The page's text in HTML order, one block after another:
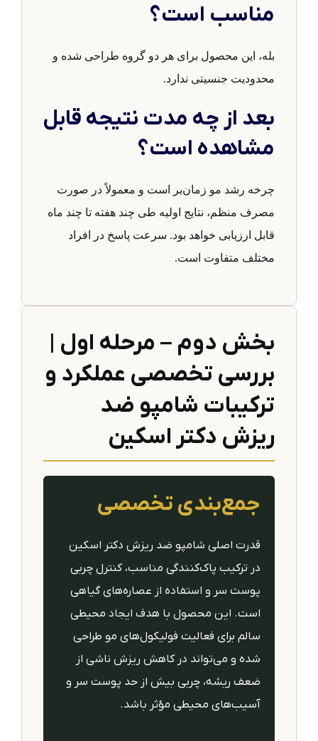
مناسب است؟
بله، این محصول برای هر دو گروه طراحی شده و
محدودیت جنسیتی ندارد.
بعد از چه مدت نتیجه قابل
مشاهده است؟
چرخه رشد مو زمان‌بر است و معمولاً در صورت
مصرف منظم، نتایج اولیه طی چند هفته تا چند ماه
قابل ارزیابی خواهد بود. سرعت پاسخ در افراد
مختلف متفاوت است.
بخش دوم – مرحله اول |
بررسی تخصصی عملکرد و
ترکیبات شامپو ضد
ریزش دکتر اسکین
جمع‌بندی تخصصی
قدرت اصلی شامپو ضد ریزش دکتر اسکین
در ترکیب پاک‌کنندگی مناسب، کنترل چربی
پوست سر و استفاده از عصاره‌های گیاهی
است. این محصول با هدف ایجاد محیطی
سالم برای فعالیت فولیکول‌های مو طراحی
شده و می‌تواند در کاهش ریزش ناشی از
ضعف ریشه، چربی بیش از حد پوست سر و
آسیب‌های محیطی مؤثر باشد.